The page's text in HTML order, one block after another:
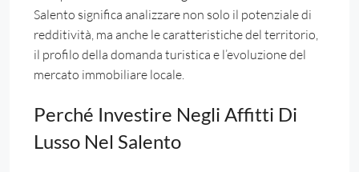
Salento significa analizzare non solo il potenziale di
redditività, ma anche le caratteristiche del territorio,
il profilo della domanda turistica e l’evoluzione del
mercato immobiliare locale.
Perché Investire Negli Affitti Di
Lusso Nel Salento